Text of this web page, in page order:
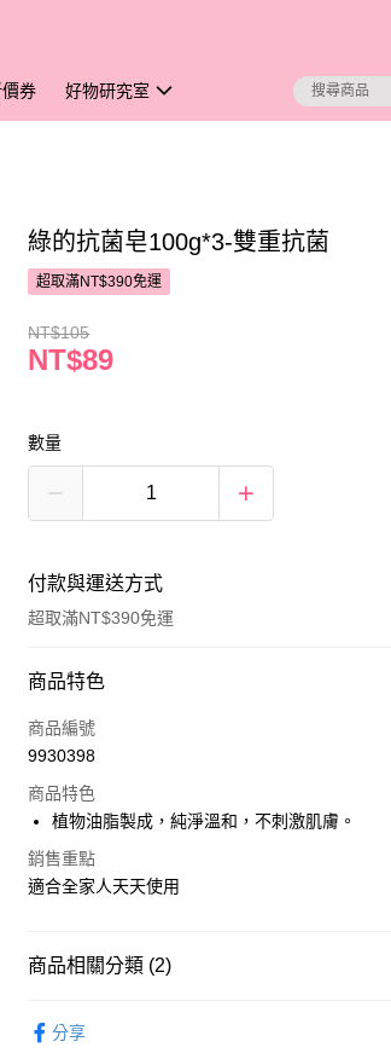
券 好物研究室
綠的抗菌皂100g*3-雙重抗菌
超取滿NT$390免運
NT$105
NT$89
數量
付款與運送方式
超取滿NT$390免運
付款方式
POYA支付
超商取貨付款
LINE Pay
Google Pay
商品特色
商品編號
9930398
商品特色
植物油脂製成，純淨溫和，不刺激肌膚。
銷售重點
適合全家人天天使用
商品相關分類 (2)
分享